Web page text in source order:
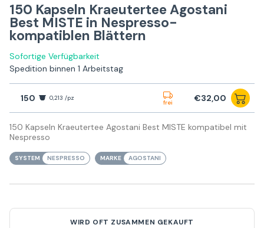
150 Kapseln Kraeutertee Agostani
Best MISTE in Nespresso-
kompatiblen Blättern
Sofortige Verfügbarkeit
Spedition binnen 1 Arbeitstag
150 0,213 /pz
frei €32,00
150 Kapseln Kraeutertee Agostani Best MISTE kompatibel mit
Nespresso
SYSTEM NESPRESSO MARKE AGOSTANI
WIRD OFT ZUSAMMEN GEKAUFT